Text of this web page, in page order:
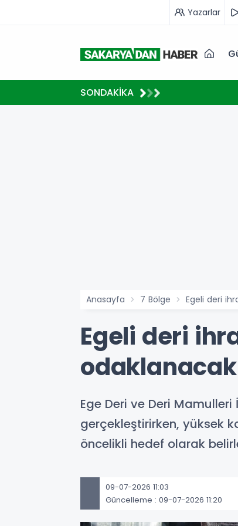
Yazarlar
SONDAKİKA
Anasayfa 7 Bölge Egeli deri
Egeli deri
odaklanacak
Ege Deri ve Deri Mamulleri
gerçekleştirirken, yüksek
öncelikli hedef olarak
09-07-2026 11:03
Güncelleme : 09-07-2026 11:20